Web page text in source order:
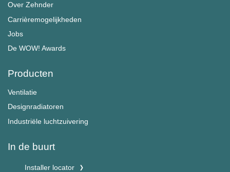
Over Zehnder
Carrièremogelijkheden
Jobs
De WOW! Awards
Producten
Ventilatie
Designradiatoren
Industriële luchtzuivering
In de buurt
Installer locator